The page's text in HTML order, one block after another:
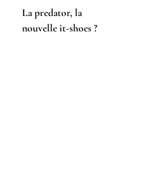
La predator, la
nouvelle it-shoes ?